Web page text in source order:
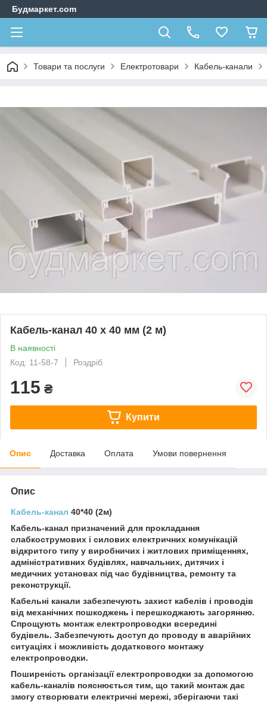
Будмаркет.com
Товари та послуги Електротовари Кабель-канали
Кабель-канал 40 х 40 мм (2 м)
В наявності
Код: 11-58-7
Роздріб
115 ₴
Купити
Опис Доставка Оплата Умови повернення
Опис
Кабель-канал 40*40 (2м)
Кабель-канал призначений для прокладання
слабкострумових і силових електричних комунікацій
відкритого типу у виробничих і житлових приміщеннях,
адміністративних будівлях, навчальних, дитячих і
медичних установах під час будівництва, ремонту та
реконструкції.
Кабельні канали забезпечують захист кабелів і проводів
від механічних пошкоджень і перешкоджають загорянню.
Спрощують монтаж електропроводки всередині
будівель. Забезпечують доступ до проводу в аварійних
ситуаціях і можливість додаткового монтажу
електропроводки.
Поширеність організації електропроводки за допомогою
кабель-каналів пояснюється тим, що такий монтаж дає
змогу створювати електричні мережі, зберігаючи такі